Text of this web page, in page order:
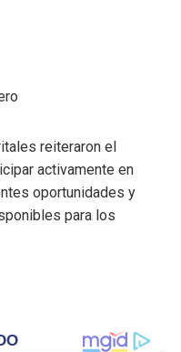
reiteraron el
activamente en
oportunidades y
para los